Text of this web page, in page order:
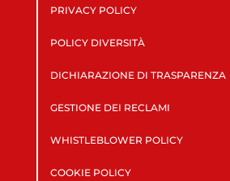
PRIVACY POLICY
POLICY DIVERSITÀ
DICHIARAZIONE DI TRASPARENZA
GESTIONE DEI RECLAMI
WHISTLEBLOWER POLICY
COOKIE POLICY